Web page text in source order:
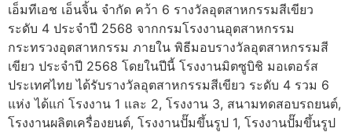
เอ็มทีเอช เอ็นจิ้น จำกัด คว้า 6 รางวัลอุตสาหกรรมสีเขียว
ระดับ 4 ประจำปี 2568 จากกรมโรงงานอุตสาหกรรม
กระทรวงอุตสาหกรรม ภายใน พิธีมอบรางวัลอุตสาหกรรมสี
เขียว ประจำปี 2568 โดยในปีนี้ โรงงานมิตซูบิชิ มอเตอร์ส
ประเทศไทย ได้รับรางวัลอุตสาหกรรมสีเขียว ระดับ 4 รวม 6
แห่ง ได้แก่ โรงงาน 1 และ 2, โรงงาน 3, สนามทดสอบรถยนต์,
โรงงานผลิตเครื่องยนต์, โรงงานปั๊มขึ้นรูป 1, โรงงานปั๊มขึ้นรูป